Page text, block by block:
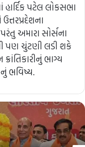
પટેલ લોકસભા
અમારા સોર્સના
પણ ચુંટણી લડી શકે
ભાગ્ય
ભવિષ્ય.